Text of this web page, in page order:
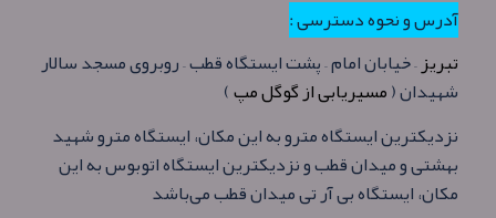
آدرس و نحوه دسترسی :
تبریز– خیابان امام – پشت ایستگاه قطب – روبروی مسجد سالار
شهیدان (مسیریابی از گوگل مپ)
نزدیکترین ایستگاه مترو به این مکان، ایستگاه مترو شهید
بهشتی و میدان قطب و نزدیکترین ایستگاه اتوبوس به این
مکان، ایستگاه بی آر تی میدان قطب می‌باشد